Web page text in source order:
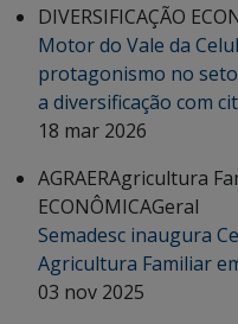
DIVERSIFICAÇÃO
Motor do Vale da
protagonismo no
a diversificação com
18 mar 2026
AGRAERAgricultura
ECONÔMICAGeral
Semadesc inaugura
Agricultura Familiar
03 nov 2025